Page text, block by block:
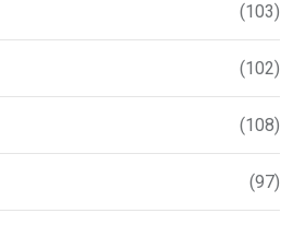
(103)
(102)
(108)
(97)